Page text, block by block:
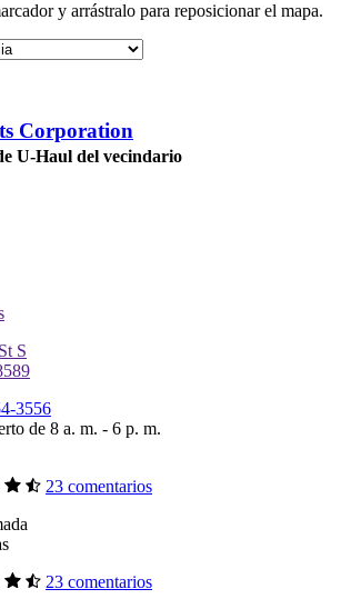
y arrástralo para reposicionar el mapa.
Corporation
U-Haul del vecindario
S
3556
de 8 a. m. - 6 p. m.
23 comentarios
23 comentarios